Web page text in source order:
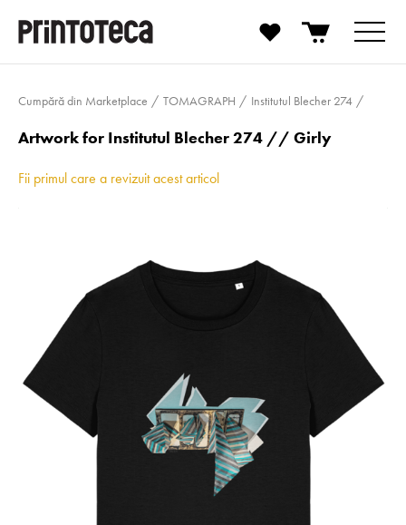
Cumpără din Marketplace TOMAGRAPH Institutul Blecher 274
Artwork for Institutul Blecher 274 // Girly
Fii primul care a revizuit acest articol